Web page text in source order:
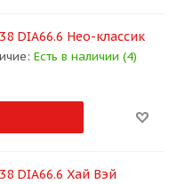
DIA66.6 Нео-классик
Есть в наличии (4)
DIA66.6 Хай Вэй